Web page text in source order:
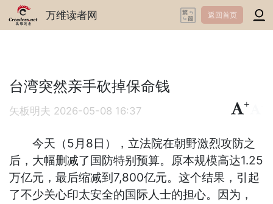
万维读者网 返回首页
台湾突然亲手砍掉保命钱
矢板明夫 2026-05-08 16:37
+
今天（5月8日），立法院在朝野激烈攻防之
后，大幅删减了国防特别预算。原本规模高达1.25
万亿元，最后缩减到7,800亿元。这个结果，引起
了不少关心印太安全的国际人士的担心。因为，